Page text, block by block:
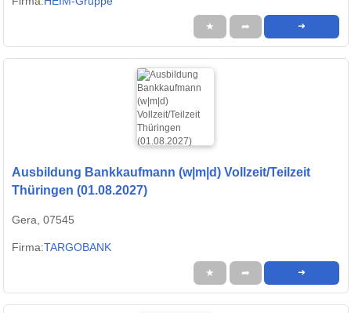
★ ➦ ➜
Ausbildung Bankkaufmann (w|m|d) Vollzeit/Teilzeit
Thüringen (01.08.2027)
Gera, 07545
Firma:TARGOBANK
★ ➦ ➜